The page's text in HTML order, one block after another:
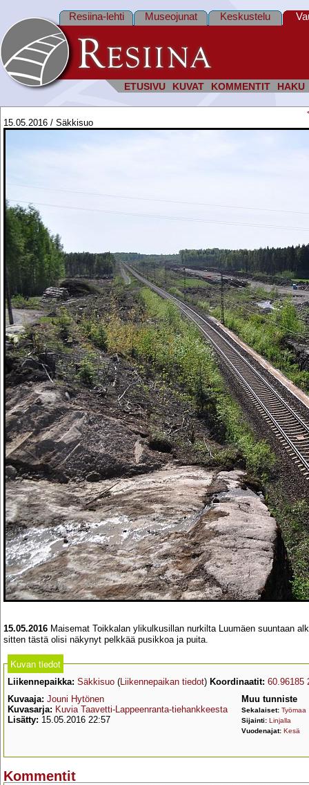
ETUSIVU KUVAT KOMMENTIT HAKU
Resiina-lehti Museojunat Keskustelu
15.05.2016 / Säkkisuo
15.05.2016 Maisemat Toikkalan ylikulkusillan nurkilta Luumäen suuntaan
sitten tästä olisi näkynyt pelkkää pusikkoa ja puita.
Kuvan tiedot
Liikennepaikka: Säkkisuo (Liikennepaikan tiedot) Koordinaatit: 60.96185
Kuvaaja: Jouni Hytönen
Kuvasarja: Kuvia Taavetti-Lappeenranta-tiehankkeesta
Lisätty: 15.05.2016 22:57
Muu tunniste
Sekalaiset: Työmaa
Sijainti: Linjalla
Vuodenajat: Kesä
Kommentit